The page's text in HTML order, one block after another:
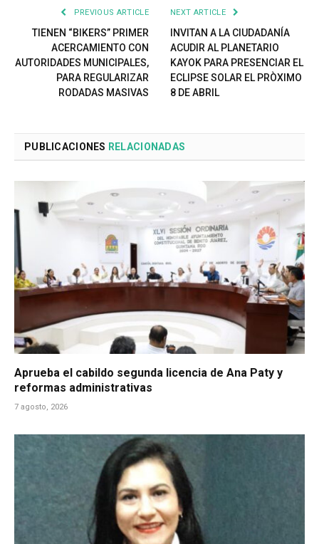
PREVIOUS ARTICLE
TIENEN “BIKERS” PRIMER
ACERCAMIENTO CON
AUTORIDADES MUNICIPALES,
PARA REGULARIZAR
RODADAS MASIVAS
NEXT ARTICLE
INVITAN A LA CIUDADANÍA
ACUDIR AL PLANETARIO
KAYOK PARA PRESENCIAR EL
ECLIPSE SOLAR EL PRÒXIMO
8 DE ABRIL
PUBLICACIONES RELACIONADAS
Aprueba el cabildo segunda licencia de Ana Paty y
reformas administrativas
7 agosto, 2026